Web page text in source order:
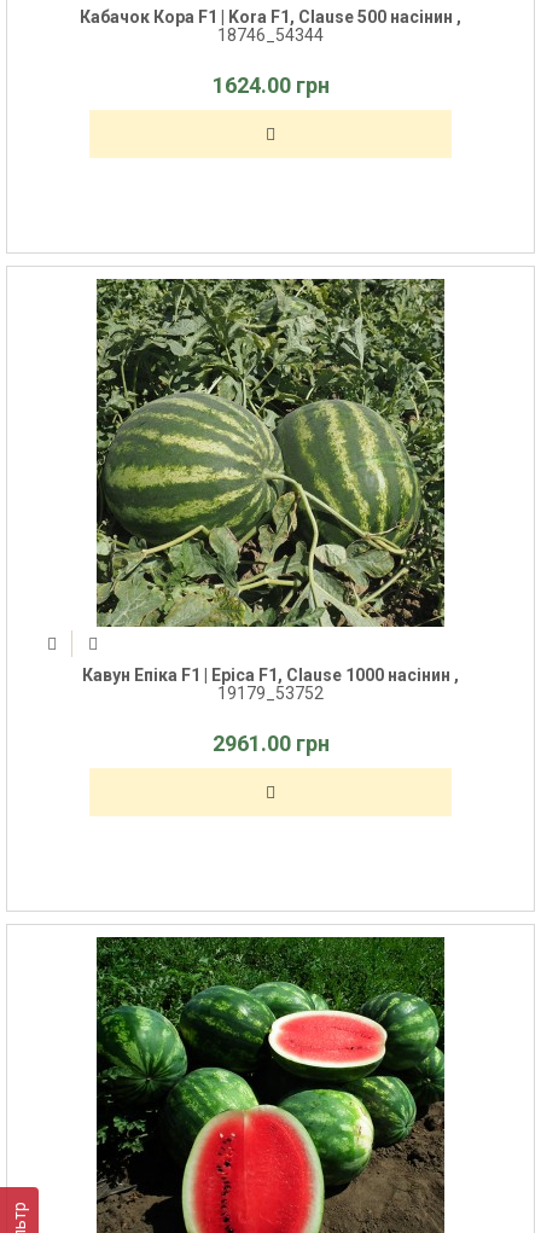
Кабачок Кора F1 | Kora F1, Clause 500 насінин ,
18746_54344
1624.00 грн
Кавун Епіка F1 | Epica F1, Clause 1000 насінин ,
19179_53752
2961.00 грн